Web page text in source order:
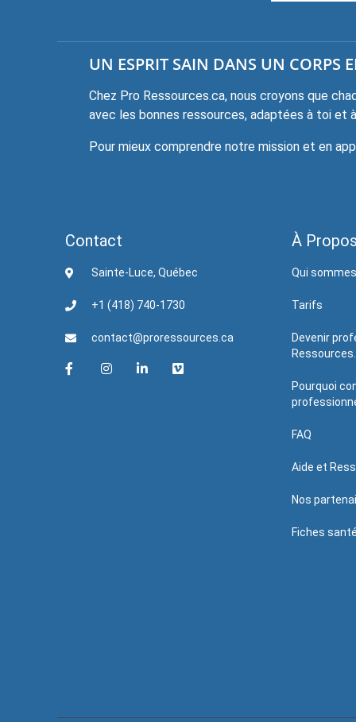
UN ESPRIT SAIN DANS UN CORPS
Chez Pro Ressources.ca, nous croyons que
avec les bonnes ressources, adaptées à toi et
Pour mieux comprendre notre mission et en
Contact
Sainte-Luce, Québec
+1 (418) 740-1730
contact@proressources.ca
À Propos
Qui
Tarifs
Devenir
Pourquoi
FAQ
Aide et
Nos
Fiches santé